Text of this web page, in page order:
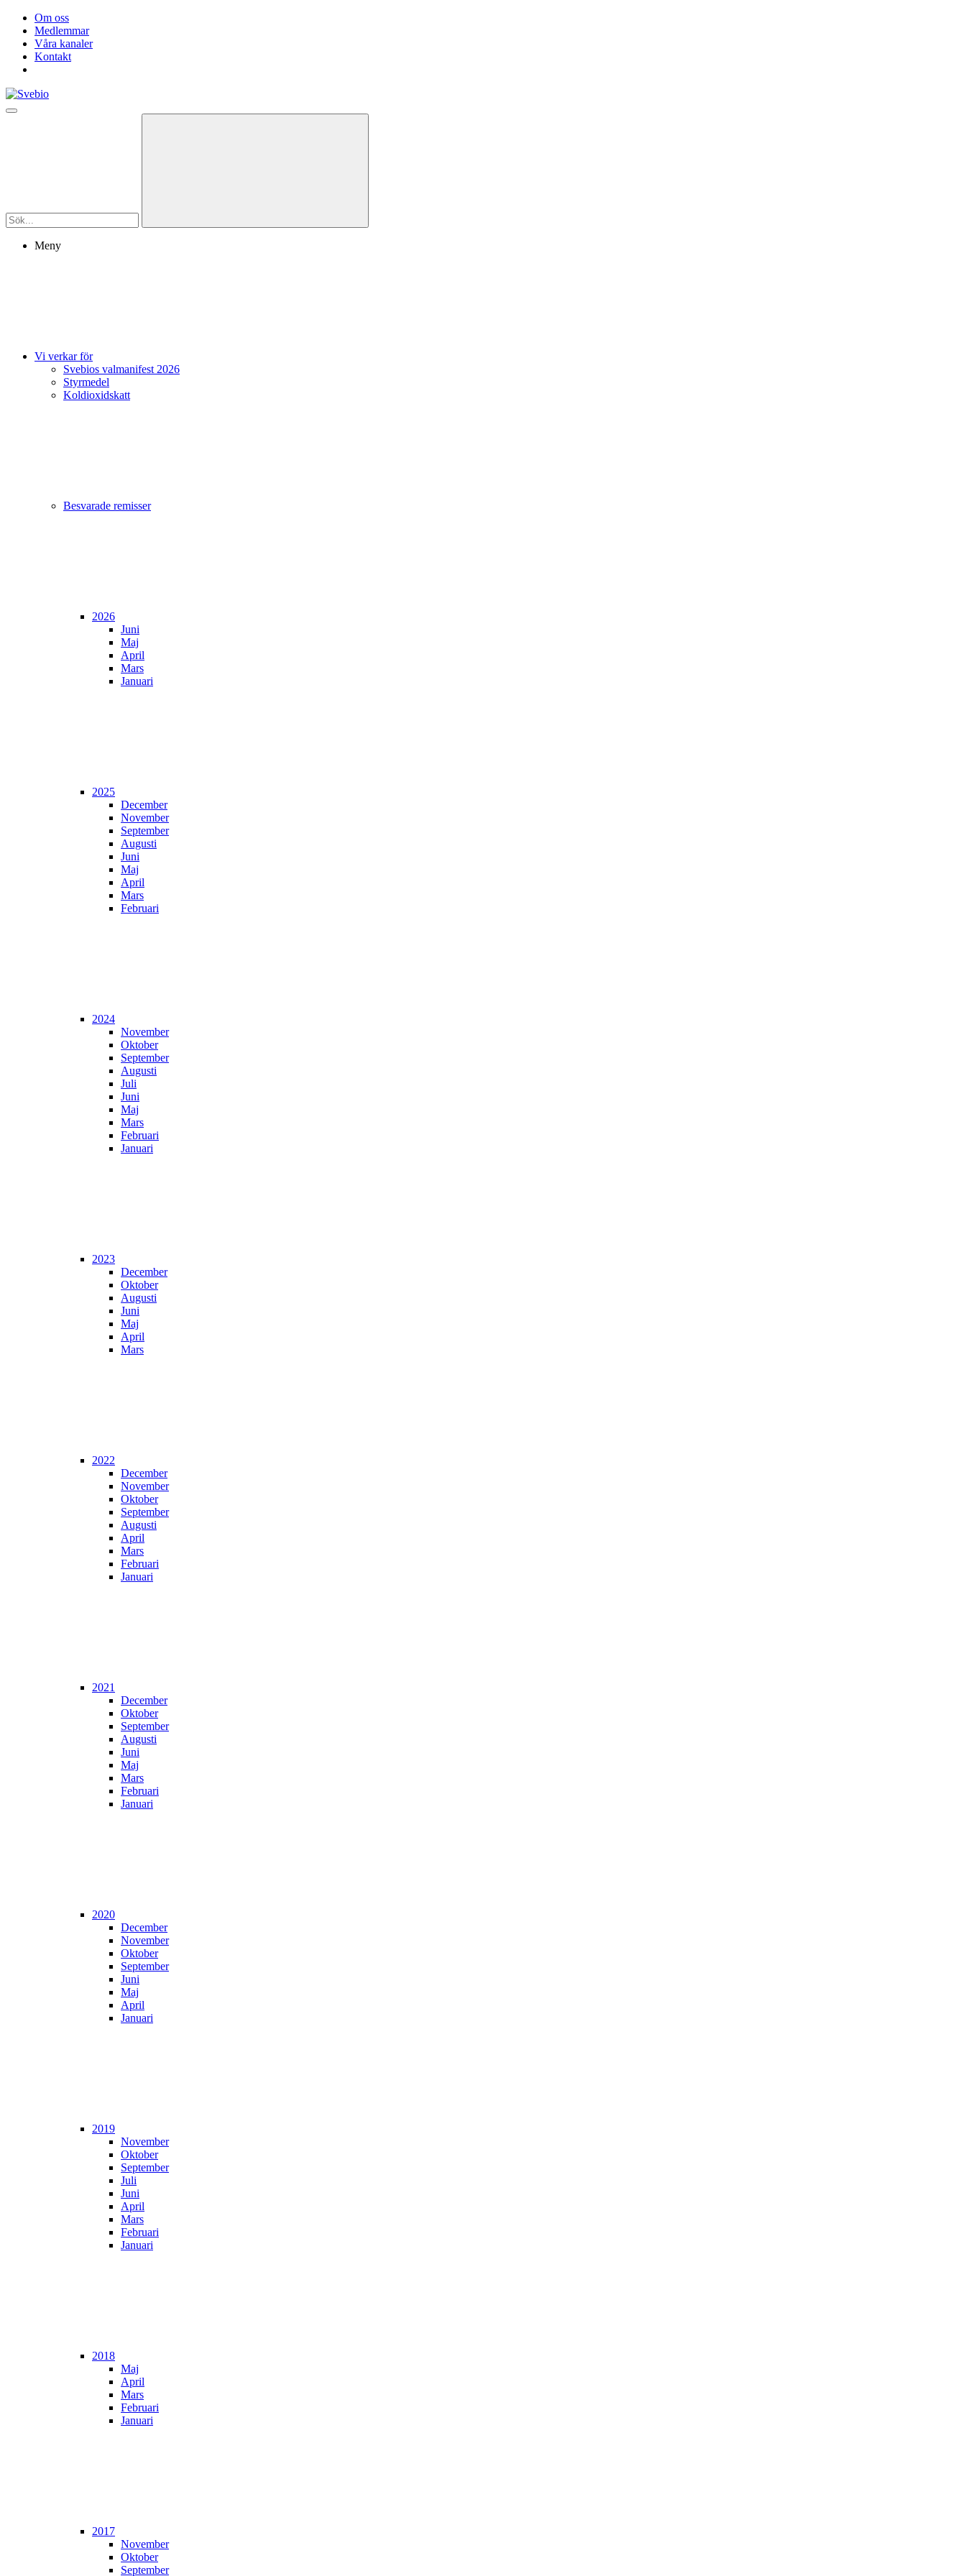
Om oss
Medlemmar
Våra kanaler
Kontakt
Meny
Vi verkar för
Svebios valmanifest 2026
Styrmedel
Koldioxidskatt
Besvarade remisser
2026
Juni
Maj
April
Mars
Januari
2025
December
November
September
Augusti
Juni
Maj
April
Mars
Februari
2024
November
Oktober
September
Augusti
Juli
Juni
Maj
Mars
Februari
Januari
2023
December
Oktober
Augusti
Juni
Maj
April
Mars
2022
December
November
Oktober
September
Augusti
April
Mars
Februari
Januari
2021
December
Oktober
September
Augusti
Juni
Maj
Mars
Februari
Januari
2020
December
November
Oktober
September
Juni
Maj
April
Januari
2019
November
Oktober
September
Juli
Juni
April
Mars
Februari
Januari
2018
Maj
April
Mars
Februari
Januari
2017
November
Oktober
September